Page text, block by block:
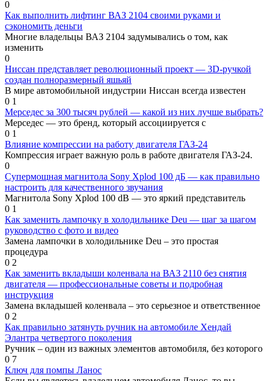
0
Как выполнить лифтинг ВАЗ 2104 своими руками и
сэкономить деньги
Многие владельцы ВАЗ 2104 задумывались о том, как
изменить
0
Ниссан представляет революционный проект — 3D-ручкой
создан полноразмерный яшьяй
В мире автомобильной индустрии Ниссан всегда известен
0 1
Мерседес за 300 тысяч рублей — какой из них лучше выбрать?
Мерседес — это бренд, который ассоциируется с
0 1
Влияние компрессии на работу двигателя ГАЗ-24
Компрессия играет важную роль в работе двигателя ГАЗ-24.
0
Супермощная магнитола Sony Xplod 100 дБ — как правильно
настроить для качественного звучания
Магнитола Sony Xplod 100 dB — это яркий представитель
0 1
Как заменить лампочку в холодильнике Deu — шаг за шагом
руководство с фото и видео
Замена лампочки в холодильнике Deu – это простая
процедура
0 2
Как заменить вкладыши коленвала на ВАЗ 2110 без снятия
двигателя — профессиональные советы и подробная
инструкция
Замена вкладышей коленвала – это серьезное и ответственное
0 2
Как правильно затянуть ручник на автомобиле Хендай
Элантра четвертого поколения
Ручник – один из важных элементов автомобиля, без которого
0 7
Ключ для помпы Ланос